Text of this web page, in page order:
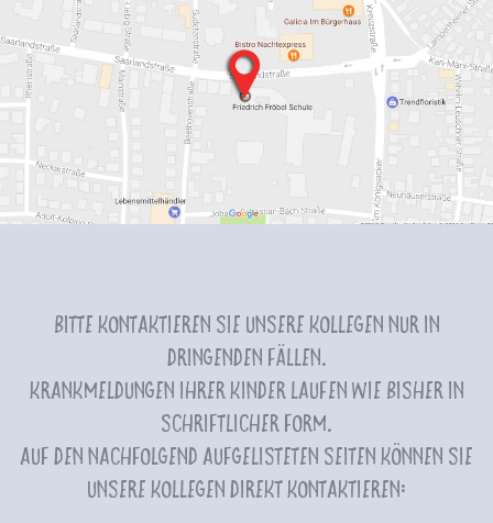
Bitte kontaktieren Sie unsere Kollegen nur in
dringenden Fällen.
Krankmeldungen Ihrer Kinder laufen wie bisher in
schriftlicher Form.
Auf den nachfolgend aufgelisteten Seiten können Sie
unsere Kollegen direkt kontaktieren: